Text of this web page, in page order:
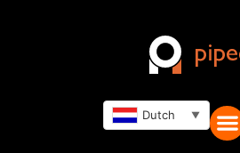
Dutch ▼
2500S en